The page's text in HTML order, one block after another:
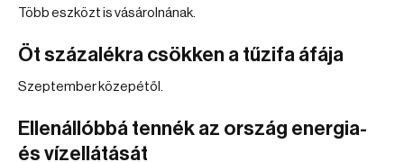
Több eszközt is vásárolnának.
Öt százalékra csökken a tűzifa áfája
Szeptember közepétől.
Ellenállóbbá tennék az ország energia-
és vízellátását